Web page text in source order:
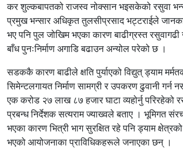
कर शुल्कबापतको राजस्व नोक्सान भइसकेको रसुवा
प्रमुख भन्सार अधिकृत तुलसीप्रसाद भट्टराईले
भए पनि पुल जोखिम भएका कारण बाढीग्रस्त
बाँध पुनःनिर्माण अगाडि बढाउन अन्योल परेको छ ।
सडककै कारण बाढीले क्षति पुर्याएको विद्युत् ड्याम
सिमेन्टलगायत निर्माण सामग्री र उपकरण ढुवानी
एक करोड २७ लाख ८७ हजार घाटा व्यहोर्नु परिरहेको
प्रबन्ध निर्देशक सत्यराम ज्याख्वले बताए । भूमिगत
भएका कारण भित्री भाग सुरक्षित रहे पनि ड्याम क्षेत्रको
भएको आयोजनाका प्राविधिकहरूले जनाएका छन् ।